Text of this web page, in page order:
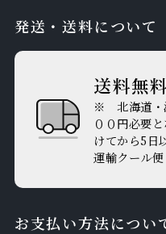
発送・送料について
送料無
※ 北海道・
００円必要
けてから5日
運輸クール便
お支払い方法につい